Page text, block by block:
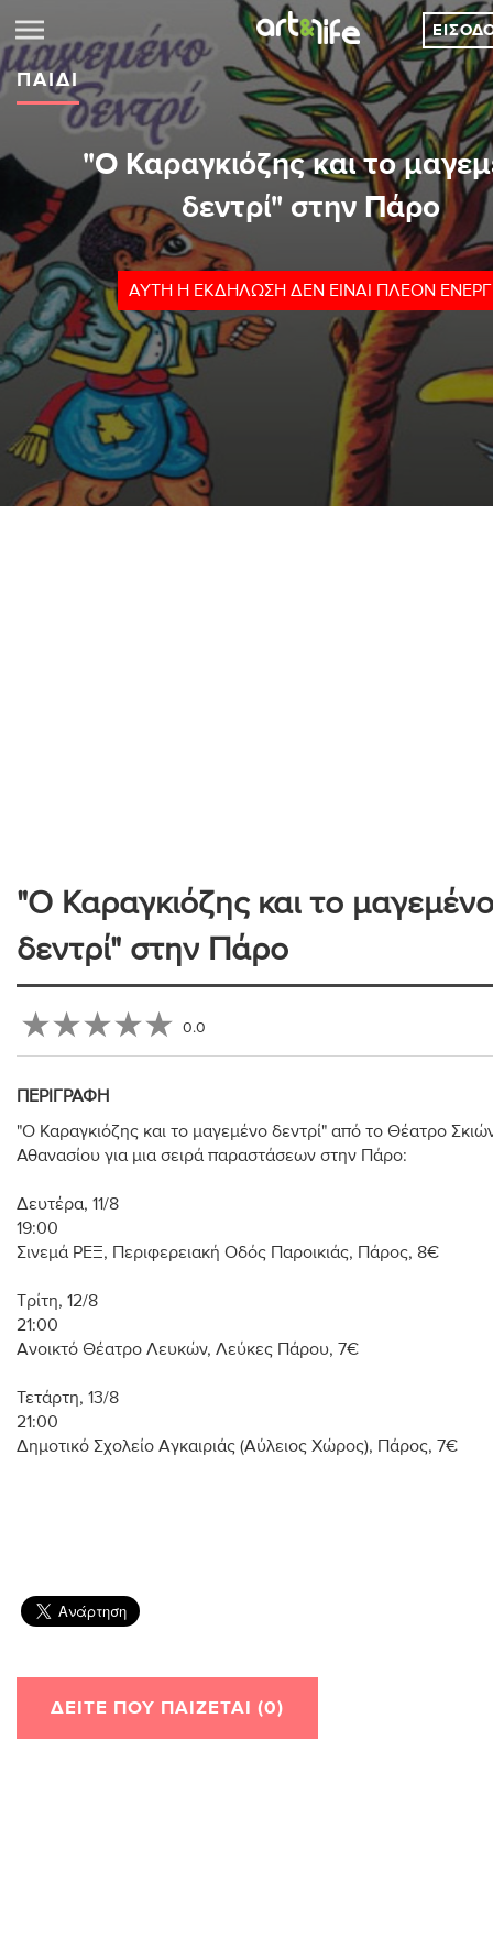
ΠΑΙΔΊ
"Ο Καραγκιόζης και το
δεντρί" στην Πάρο
ΑΥΤΉ Η ΕΚΔΉΛΩΣΗ ΔΕΝ ΕΊΝΑΙ ΠΛΈΟΝ
"Ο Καραγκιόζης και το μαγεμένο
δεντρί" στην Πάρο
0.0
ΠΕΡΙΓΡΑΦΉ
"Ο Καραγκιόζης και το μαγεμένο δεντρί" από το Θέατρο
Αθανασίου για μια σειρά παραστάσεων στην Πάρο:
Δευτέρα, 11/8
19:00
Σινεμά ΡΕΞ, Περιφερειακή Οδός Παροικιάς, Πάρος, 8€
Τρίτη, 12/8
21:00
Ανοικτό Θέατρο Λευκών, Λεύκες Πάρου, 7€
Τετάρτη, 13/8
21:00
Δημοτικό Σχολείο Αγκαιριάς (Αύλειος Χώρος), Πάρος, 7€
ΔΕΊΤΕ ΠΟΥ ΠΑΊΖΕΤΑΙ (0)